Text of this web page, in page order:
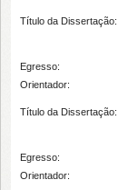
Título da Dissertação:
Egresso:
Orientador:
Título da Dissertação:
Egresso:
Orientador: